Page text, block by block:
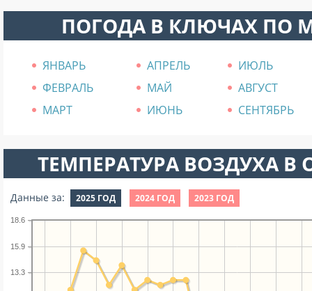
ПОГОДА В КЛЮЧАХ ПО
ЯНВАРЬ АПРЕЛЬ
ИЮЛЬ
ФЕВРАЛЬ
МАЙ
АВГУСТ
МАРТ
ИЮНЬ СЕНТЯБРЬ
ТЕМПЕРАТУРА ВОЗДУХА В
Данные за: 2025 ГОД 2024 ГОД 2023 ГОД
13.3
15.9
18.6